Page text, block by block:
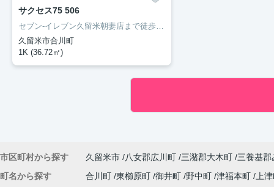
サクセス75 506
セブン-イレブン久留米朝妻店まで徒歩2分と近場にコンビニがあるのもポイント。お手入れしやすいように工夫されているので綺麗な状態を保ちやすい洗面化粧台が付いています。マンションタイプのお部屋です。住まい探しの際には、実際に住んでみた時のことを想像しながら進めていくことが大事です。より良い住まいをご提供致します。
久留米市合川町
1K (36.72㎡)
市区町村から探す 久留米市 八女郡広川町 三潴郡大木町 三養基
町名から探す
合川町 東櫛原町 御井町 野中町 津福本町
上